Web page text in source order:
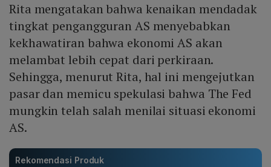
Rita mengatakan bahwa kenaikan mendadak
tingkat pengangguran AS menyebabkan
kekhawatiran bahwa ekonomi AS akan
melambat lebih cepat dari perkiraan.
Sehingga, menurut Rita, hal ini mengejutkan
pasar dan memicu spekulasi bahwa The Fed
mungkin telah salah menilai situasi ekonomi
AS.
Rekomendasi Produk